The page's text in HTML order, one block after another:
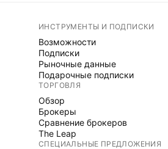
ИНСТРУМЕНТЫ И ПОДПИСКИ
Возможности
Подписки
Рыночные данные
Подарочные подписки
ТОРГОВЛЯ
Обзор
Брокеры
Сравнение брокеров
The Leap
СПЕЦИАЛЬНЫЕ ПРЕДЛОЖЕНИЯ